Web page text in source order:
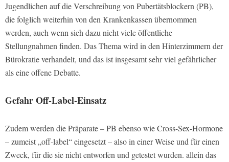
Jugendlichen auf die Verschreibung von Pubertätsblockern (PB),
die folglich weiterhin von den Krankenkassen übernommen
werden, auch wenn sich dazu nicht viele öffentliche
Stellungnahmen finden. Das Thema wird in den Hinterzimmern der
Bürokratie verhandelt, und das ist insgesamt sehr viel gefährlicher
als eine offene Debatte.
Gefahr Off-Label-Einsatz
Zudem werden die Präparate – PB ebenso wie Cross-Sex-Hormone
– zumeist „off-label“ eingesetzt – also in einer Weise und für einen
Zweck, für die sie nicht entworfen und getestet wurden. allein das